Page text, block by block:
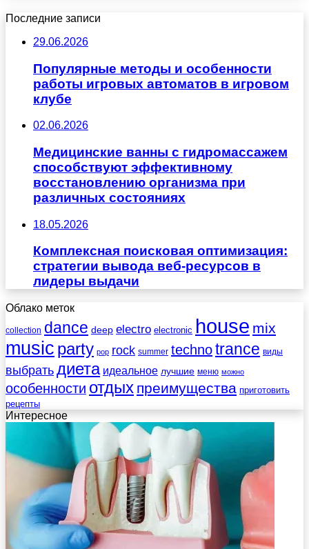
Последние записи
29.06.2026
Популярные методы и особенности
работы игровых автоматов в игровом
клубе
02.06.2026
Медицинские ванны с гидромассажем
способствуют эффективному
восстановлению организма при
различных состояниях
18.05.2026
Комплексная поисковая оптимизация:
стратегии вывода веб-ресурсов в
лидеры выдачи
Облако меток
collection dance deep electro electronic house mix
music party pop rock summer technotrance виды
выбратьдиета идеальное лучшие меню можно
особенности отдых преимущества приготовить
рецепты
Интересное